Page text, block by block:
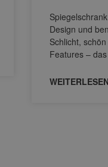
Design und
Schlicht,
Features –